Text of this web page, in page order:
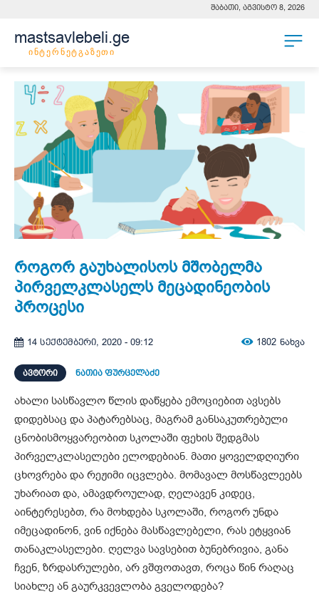
შაბათი, აგვისტო 8, 2026
mastsavlebeli.ge
ინტერნეტგაზეთი
როგორ გაუხალისოს მშობელმა
პირველკლასელს მეცადინეობის
პროცესი
14 სექტემბერი, 2020 - 09:12 1802 ნახვა
ᲐᲕᲢᲝᲠᲘ ნათია ფურცელაძე
ახალი სასწავლო წლის დაწყება ემოციებით ავსებს
დიდებსაც და პატარებსაც, მაგრამ განსაკუთრებული
ცნობისმოყვარეობით სკოლაში ფეხის შედგმას
პირველკლასელები ელოდებიან. მათი ყოველდღიური
ცხოვრება და რეჟიმი იცვლება. მომავალ მოსწავლეებს
უხარიათ და, ამავდროულად, ღელავენ კიდეც,
აინტერესებთ, რა მოხდება სკოლაში, როგორ უნდა
იმეცადინონ, ვინ იქნება მასწავლებელი, რას ეტყვიან
თანაკლასელები. ღელვა სავსებით ბუნებრივია, განა
ჩვენ, ზრდასრულები, არ ვშფოთავთ, როცა წინ რაღაც
სიახლე ან გაურკვევლობა გველოდება?